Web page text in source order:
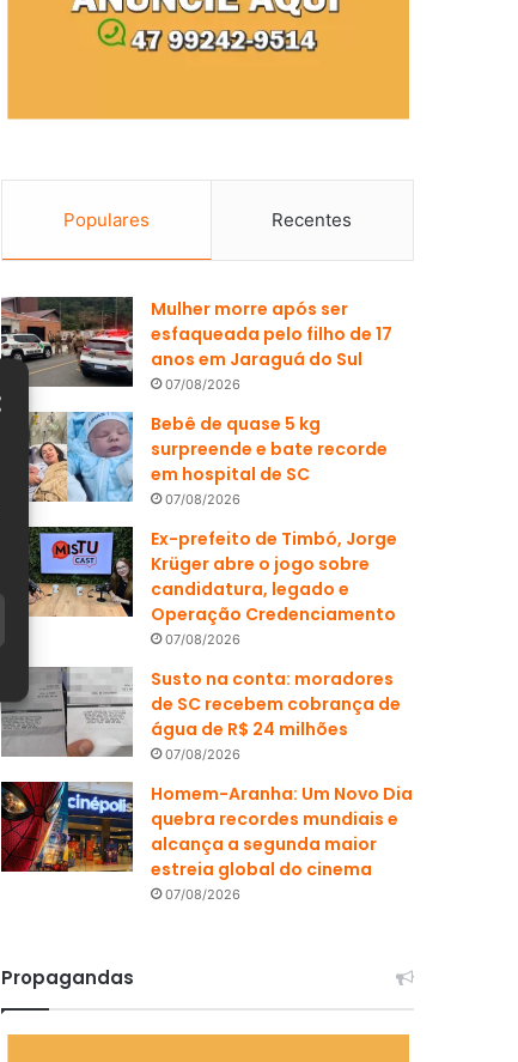
Populares Recentes
Mulher morre após ser
esfaqueada pelo filho de 17
anos em Jaraguá do Sul
07/08/2026
Bebê de quase 5 kg
surpreende e bate recorde
em hospital de SC
07/08/2026
Ex-prefeito de Timbó, Jorge
Krüger abre o jogo sobre
candidatura, legado e
Operação Credenciamento
07/08/2026
Susto na conta: moradores
de SC recebem cobrança de
água de R$ 24 milhões
07/08/2026
Homem-Aranha: Um Novo Dia
quebra recordes mundiais e
alcança a segunda maior
estreia global do cinema
07/08/2026
Propagandas